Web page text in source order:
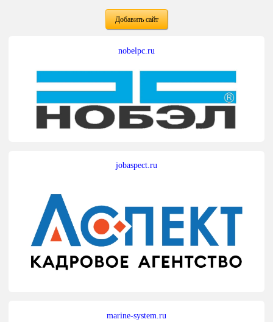
Добавить сайт
nobelpc.ru
jobaspect.ru
marine-system.ru